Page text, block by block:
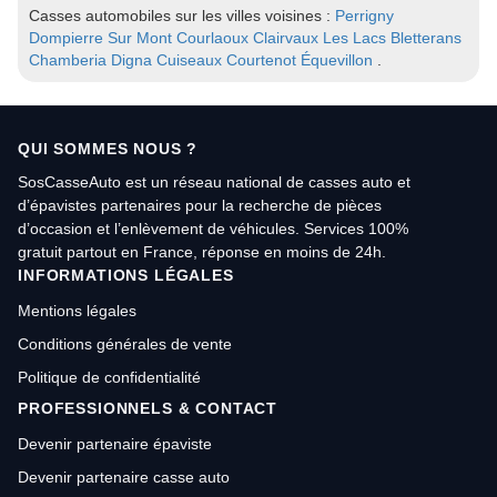
Casses automobiles sur les villes voisines : Perrigny
Dompierre Sur Mont Courlaoux Clairvaux Les Lacs Bletterans
Chamberia Digna Cuiseaux Courtenot Équevillon
QUI SOMMES NOUS ?
SosCasseAuto est un réseau national de casses auto et
d’épavistes partenaires pour la recherche de pièces
d’occasion et l’enlèvement de véhicules. Services 100%
gratuit partout en France, réponse en moins de 24h.
INFORMATIONS LÉGALES
Mentions légales
Conditions générales de vente
Politique de confidentialité
PROFESSIONNELS & CONTACT
Devenir partenaire épaviste
Devenir partenaire casse auto